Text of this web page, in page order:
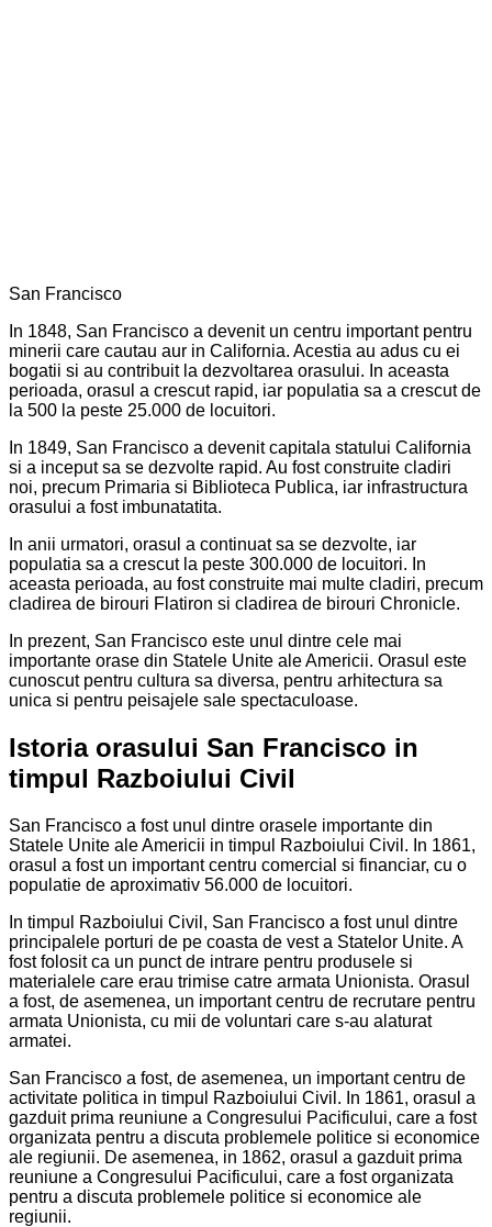
San Francisco
In 1848, San Francisco a devenit un centru important pentru
minerii care cautau aur in California. Acestia au adus cu ei
bogatii si au contribuit la dezvoltarea orasului. In aceasta
perioada, orasul a crescut rapid, iar populatia sa a crescut de
la 500 la peste 25.000 de locuitori.
In 1849, San Francisco a devenit capitala statului California
si a inceput sa se dezvolte rapid. Au fost construite cladiri
noi, precum Primaria si Biblioteca Publica, iar infrastructura
orasului a fost imbunatatita.
In anii urmatori, orasul a continuat sa se dezvolte, iar
populatia sa a crescut la peste 300.000 de locuitori. In
aceasta perioada, au fost construite mai multe cladiri, precum
cladirea de birouri Flatiron si cladirea de birouri Chronicle.
In prezent, San Francisco este unul dintre cele mai
importante orase din Statele Unite ale Americii. Orasul este
cunoscut pentru cultura sa diversa, pentru arhitectura sa
unica si pentru peisajele sale spectaculoase.
Istoria orasului San Francisco in
timpul Razboiului Civil
San Francisco a fost unul dintre orasele importante din
Statele Unite ale Americii in timpul Razboiului Civil. In 1861,
orasul a fost un important centru comercial si financiar, cu o
populatie de aproximativ 56.000 de locuitori.
In timpul Razboiului Civil, San Francisco a fost unul dintre
principalele porturi de pe coasta de vest a Statelor Unite. A
fost folosit ca un punct de intrare pentru produsele si
materialele care erau trimise catre armata Unionista. Orasul
a fost, de asemenea, un important centru de recrutare pentru
armata Unionista, cu mii de voluntari care s-au alaturat
armatei.
San Francisco a fost, de asemenea, un important centru de
activitate politica in timpul Razboiului Civil. In 1861, orasul a
gazduit prima reuniune a Congresului Pacificului, care a fost
organizata pentru a discuta problemele politice si economice
ale regiunii. De asemenea, in 1862, orasul a gazduit prima
reuniune a Congresului Pacificului, care a fost organizata
pentru a discuta problemele politice si economice ale
regiunii.